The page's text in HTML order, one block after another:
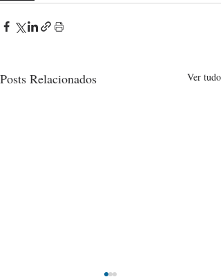
Posts Relacionados Ver tudo